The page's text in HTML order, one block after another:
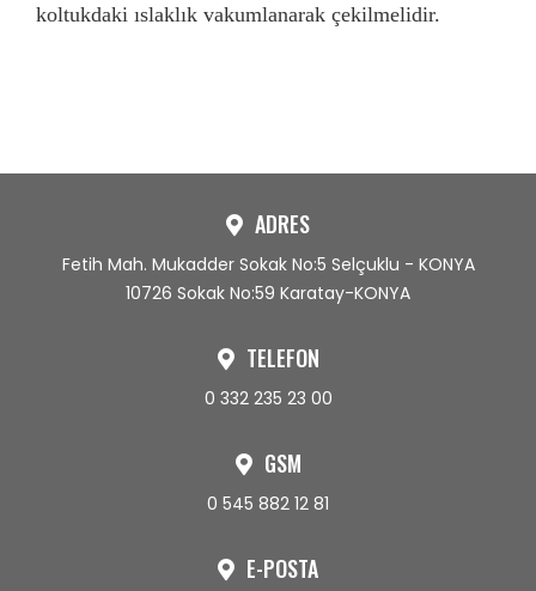
koltukdaki ıslaklık vakumlanarak çekilmelidir.
ADRES
Fetih Mah. Mukadder Sokak No:5 Selçuklu - KONYA
10726 Sokak No:59 Karatay-KONYA
TELEFON
0 332 235 23 00
GSM
0 545 882 12 81
E-POSTA